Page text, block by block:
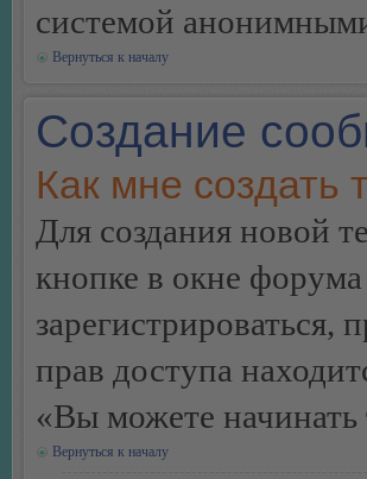
системой
Вернуться к началу
Создание
Как мне
Для создания новой
кнопке в окне
прав доступа
«Вы можете
Вернуться к началу